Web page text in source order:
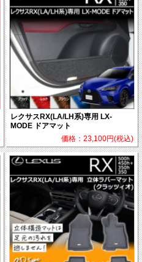
レクサスRX(LA/LH系)専用 LX-
MODE ドアマット
価格：23,100円(税込)